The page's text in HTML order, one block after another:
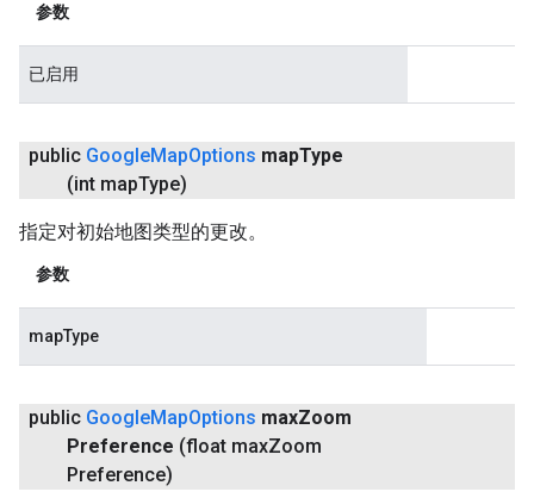
参数
已启用
public GoogleMapOptions mapType
(int mapType)
指定对初始地图类型的更改。
参数
mapType
public GoogleMapOptions maxZoom
Preference (float maxZoom
Preference)